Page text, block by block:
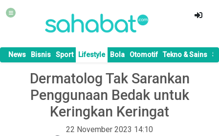
News Bisnis Sport Lifestyle Bola Otomotif Tekno & Sains
Dermatolog Tak Sarankan
Penggunaan Bedak untuk
Keringkan Keringat
22 November 2023 14:10